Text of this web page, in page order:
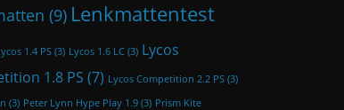
(9) Lenkmattentest
1.4 PS (3) Lycos 1.6 LC (3) Lycos
1.8 PS (7) Lycos Competition 2.2 PS (3)
(3) Peter Lynn Hype Play 1.9 (3) Prism Kite